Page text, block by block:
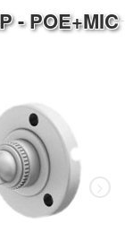
- POE+MIC